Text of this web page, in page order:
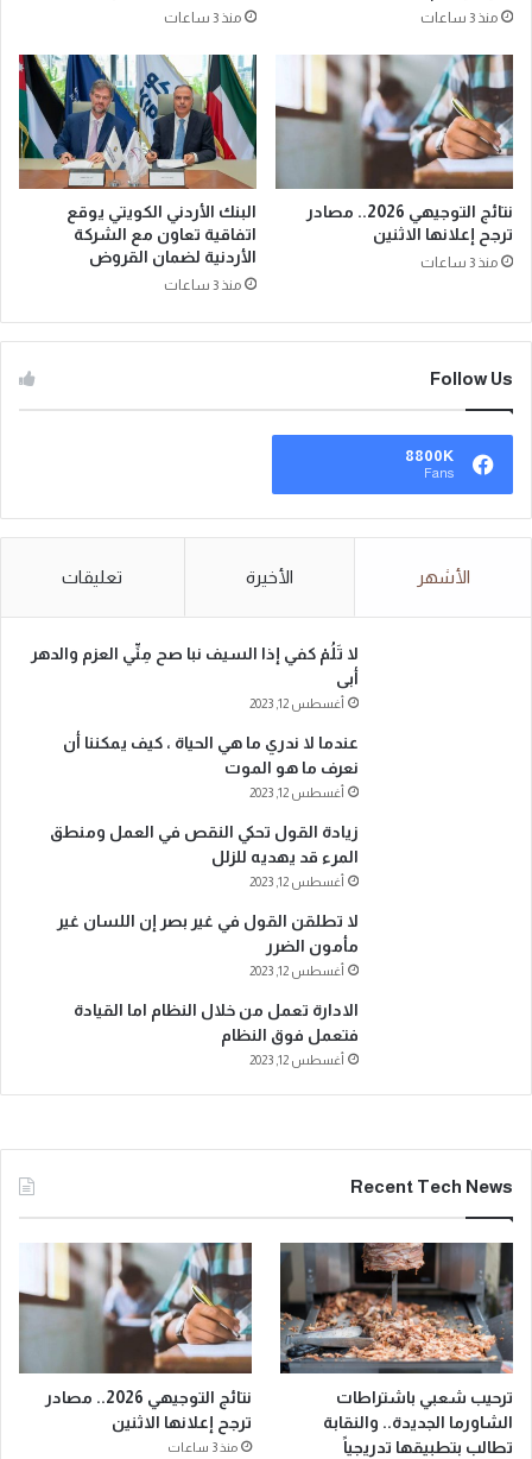
منذ 3 ساعات منذ 3 ساعات
نتائج التوجيهي 2026.. مصادر
ترجح إعلانها الاثنين
منذ 3 ساعات
البنك الأردني الكويتي يوقع
اتفاقية تعاون مع الشركة
الأردنية لضمان القروض
منذ 3 ساعات
Follow Us
8800K
Fans
الأشهر الأخيرة تعليقات
لا تَلُمْ كفي إذا السيف نبا صح مِنِّي العزم والدهر
أبى
أغسطس 12, 2023
عندما لا ندري ما هي الحياة ، كيف يمكننا أن
نعرف ما هو الموت
أغسطس 12, 2023
زيادة القول تحكي النقص في العمل ومنطق
المرء قد يهديه للزلل
أغسطس 12, 2023
لا تطلقن القول في غير بصر إن اللسان غير
مأمون الضرر
أغسطس 12, 2023
الادارة تعمل من خلال النظام اما القيادة
فتعمل فوق النظام
أغسطس 12, 2023
Recent Tech News
ترحيب شعبي باشتراطات
الشاورما الجديدة.. والنقابة
تطالب بتطبيقها تدريجياً
نتائج التوجيهي 2026.. مصادر
ترجح إعلانها الاثنين
منذ 3 ساعات